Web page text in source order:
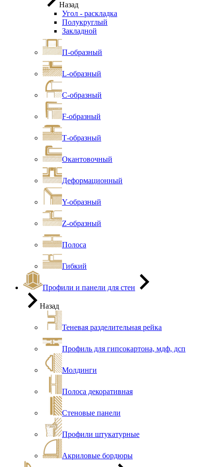
Назад
Угол - раскладка
Полукруглый
Закладной
П-образный
L-образный
С-образный
F-образный
Т-образный
Окантовочный
Деформационный
Y-образный
Z-образный
Полоса
Гибкий
Профили и панели для стен
Назад
Теневая разделительная рейка
Профиль для гипсокартона, мдф, дсп
Молдинги
Полоса декоративная
Стеновые панели
Профили штукатурные
Акриловые бордюры